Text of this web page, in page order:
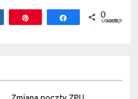
Udostępnij Udostępnij
0
UDOSTĘPNIEŃ